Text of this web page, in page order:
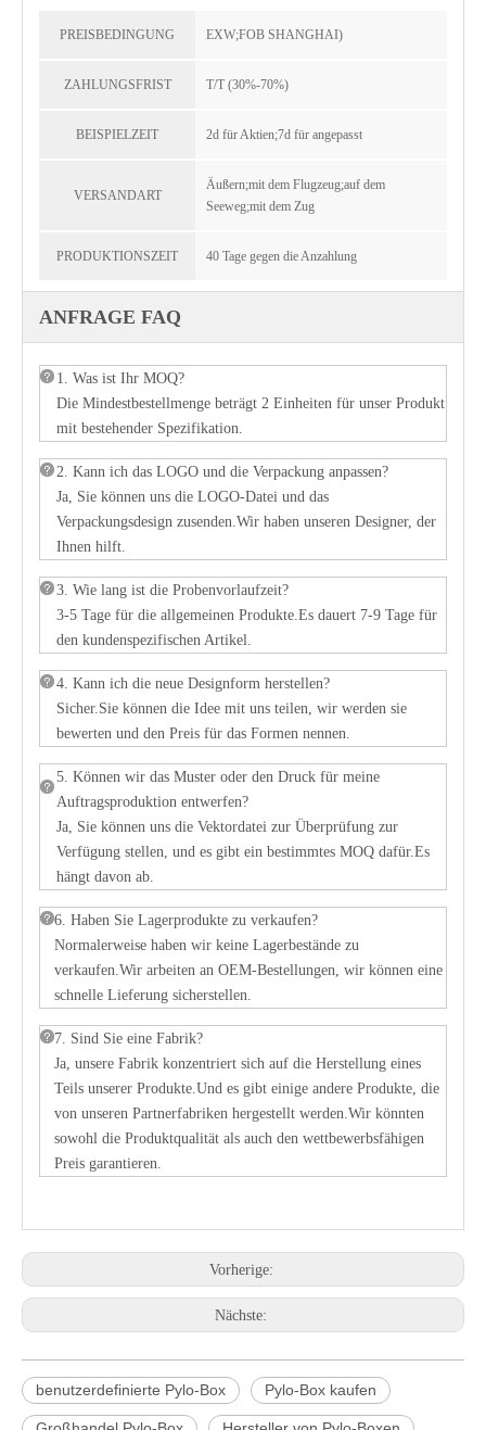
PREISBEDINGUNG EXW;FOB SHANGHAI)
ZAHLUNGSFRIST T/T (30%-70%)
BEISPIELZEIT 2d für Aktien;7d für angepasst
VERSANDART
Äußern;mit dem Flugzeug;auf dem
Seeweg;mit dem Zug
PRODUKTIONSZEIT 40 Tage gegen die Anzahlung
ANFRAGE FAQ
1. Was ist Ihr MOQ?
Die Mindestbestellmenge beträgt 2 Einheiten für unser Produkt
mit bestehender Spezifikation.
2. Kann ich das LOGO und die Verpackung anpassen?
Ja, Sie können uns die LOGO-Datei und das
Verpackungsdesign zusenden.Wir haben unseren Designer, der
Ihnen hilft.
3. Wie lang ist die Probenvorlaufzeit?
3-5 Tage für die allgemeinen Produkte.Es dauert 7-9 Tage für
den kundenspezifischen Artikel.
4. Kann ich die neue Designform herstellen?
Sicher.Sie können die Idee mit uns teilen, wir werden sie
bewerten und den Preis für das Formen nennen.
5. Können wir das Muster oder den Druck für meine
Auftragsproduktion entwerfen?
Ja, Sie können uns die Vektordatei zur Überprüfung zur
Verfügung stellen, und es gibt ein bestimmtes MOQ dafür.Es
hängt davon ab.
6. Haben Sie Lagerprodukte zu verkaufen?
Normalerweise haben wir keine Lagerbestände zu
verkaufen.Wir arbeiten an OEM-Bestellungen, wir können eine
schnelle Lieferung sicherstellen.
7. Sind Sie eine Fabrik?
Ja, unsere Fabrik konzentriert sich auf die Herstellung eines
Teils unserer Produkte.Und es gibt einige andere Produkte, die
von unseren Partnerfabriken hergestellt werden.Wir könnten
sowohl die Produktqualität als auch den wettbewerbsfähigen
Preis garantieren.
Vorherige:
Nächste:
benutzerdefinierte Pylo-Box Pylo-Box kaufen